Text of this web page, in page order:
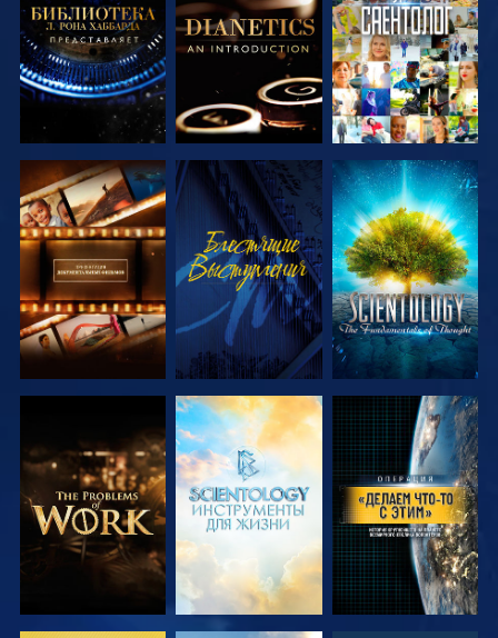
ПЕРЕДАЧИ
ПЕРЕДАЧИ
СМОТРЕТЬ
ПЕРЕДАЧИ
СМОТРЕТЬ
СМОТРЕТЬ
ПЕРЕДАЧИ
СМОТРЕТЬ
ПЕРЕДАЧИ
СМОТРЕТЬ
ПЕРЕДАЧИ
СМОТРЕТЬ